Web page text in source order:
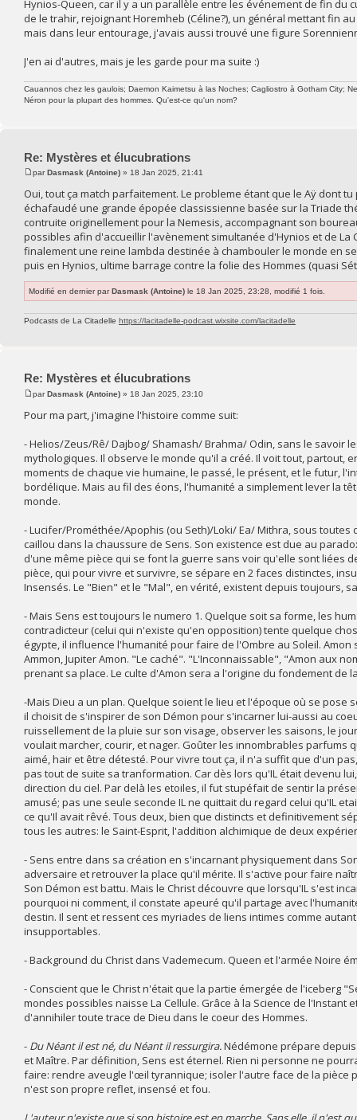
Hynios-Queen, car il y a un parallèle entre les événement de fin du
de le trahir, rejoignant Horemheb (Céline?), un général mettant fin
mais dans leur entourage, j'avais aussi trouvé une figure
J'en ai d'autres, mais je les garde pour ma suite :)
Cauannos chez les gaulois; Daemon Kaimetsu à las Noches; Cagliostro à Gotham City;
Néron pour la plupart des hommes. Qu'est-ce qu'un nom?
Re: Mystères et élucubrations
parDasmask (Antoine) » 18 Jan 2025, 21:41
Oui, tout ça match parfaitement. Le probleme étant que le Aÿ dont
échafaudé une grande épopée classissienne basée sur la Triade
contruite originellement pour la Nemesis, accompagnant son
possibles afin d'accueillir l'avènement simultanée d'Hynios et de La
finalement une reine lambda destinée à chambouler le monde en
puis en Hynios, ultime barrage contre la folie des Hommes (quasi
Modifié en dernier parDasmask (Antoine) le 18 Jan 2025, 23:28, modifié 1 fois.
Podcasts de La Citadelle https://lacitadelle-podcast.wixsite.com/lacitadelle
Re: Mystères et élucubrations
parDasmask (Antoine) » 18 Jan 2025, 23:10
Pour ma part, j'imagine l'histoire comme suit:
- Helios/Zeus/Rê/ Dajbog/ Shamash/ Brahma/ Odin, sans le savoir
mythologiques. Il observe le monde qu'il a créé. Il voit tout,
moments de chaque vie humaine, le passé, le présent, et le futur,
bordélique. Mais au fil des éons, l'humanité a simplement lever la
monde.
- Lucifer/Prométhée/Apophis (ou Seth)/Loki/ Ea/ Mithra, sous
caillou dans la chaussure de Sens. Son existence est due au
d'une même pièce qui se font la guerre sans voir qu'elle sont liées
pièce, qui pour vivre et survivre, se sépare en 2 faces distinctes,
Insensés. Le "Bien" et le "Mal", en vérité, existent depuis toujours,
- Mais Sens est toujours le numero 1. Quelque soit sa forme, les
contradicteur (celui qui n'existe qu'en opposition) tente quelque
égypte, il influence l'humanité pour faire de l'Ombre au Soleil.
Ammon, Jupiter Amon. "Le caché". "L'Inconnaissable", "Amon aux
prenant sa place. Le culte d'Amon sera a l'origine du fondement de
-Mais Dieu a un plan. Quelque soient le lieu et l'époque où se
il choisit de s'inspirer de son Démon pour s'incarner lui-aussi au
ruissellement de la pluie sur son visage, observer les saisons, le
voulait marcher, courir, et nager. Goûter les innombrables
aimé, hair et être détesté. Pour vivre tout ça, il n'a suffit que d'un
pas tout de suite sa tranformation. Car dès lors qu'IL était devenu
direction du ciel. Par delà les etoiles, il fut stupéfait de sentir la
amusé; pas une seule seconde IL ne quittait du regard celui qu'IL
ce qu'Il avait rêvé. Tous deux, bien que distincts et definitivement
tous les autres: le Saint-Esprit, l'addition alchimique de deux
- Sens entre dans sa création en s'incarnant physiquement dans
adversaire et retrouver la place qu'il mérite. Il s'active pour faire
Son Démon est battu. Mais le Christ découvre que lorsqu'IL s'est
pourquoi ni comment, il constate apeuré qu'il partage avec
destin. Il sent et ressent ces myriades de liens intimes comme
insupportables.
- Background du Christ dans Vademecum. Queen et l'armée Noire
- Conscient que le Christ n'était que la partie émergée de l'iceberg
mondes possibles naisse La Cellule. Grâce à la Science de
d'annihiler toute trace de Dieu dans le coeur des Hommes.
- Du Néant il est né, du Néant il ressurgira.Nédémone prépare
et Maître. Par définition, Sens est éternel. Rien ni personne ne
faire: rendre aveugle l'œil tyrannique; isoler l'autre face de la pièce
n'est son propre reflet, insensé et fou.